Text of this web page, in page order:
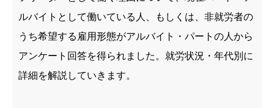
ルバイトとして働いている人、もしくは、非就労者の
うち希望する雇用形態がアルバイト・パートの人から
アンケート回答を得られました。就労状況・年代別に
詳細を解説していきます。